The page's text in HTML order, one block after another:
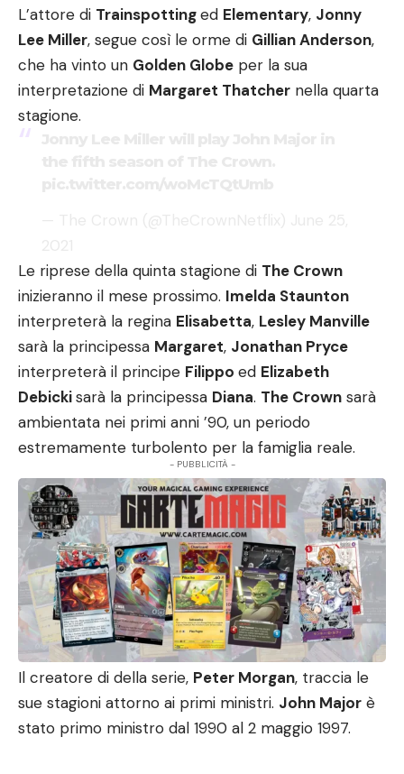
L’attore di Trainspottinged Elementary, Jonny
Lee Miller, segue così le orme di Gillian Anderson,
che ha vinto un Golden Globe per la sua
interpretazione di Margaret Thatcher nella quarta
stagione.
Le riprese della quinta stagione di The Crown
inizieranno il mese prossimo. Imelda Staunton
interpreterà la regina Elisabetta, Lesley Manville
sarà la principessa Margaret, Jonathan Pryce
interpreterà il principe Filippo ed Elizabeth
Debickisarà la principessa Diana. The Crown sarà
ambientata nei primi anni ’90, un periodo
estremamente turbolento per la famiglia reale.
- PUBBLICITÀ -
Il creatore di della serie, Peter Morgan, traccia le
sue stagioni attorno ai primi ministri. John Major è
stato primo ministro dal 1990 al 2 maggio 1997.